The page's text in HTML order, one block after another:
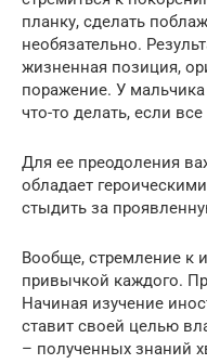
планку, сделать
необязательно.
жизненная позиция,
поражение. У мальчика
что-то делать, если
Для ее преодоления
обладает
стыдить за
Вообще, стремление к
привычкой каждого.
Начиная изучение
ставит своей целью
– полученных знаний